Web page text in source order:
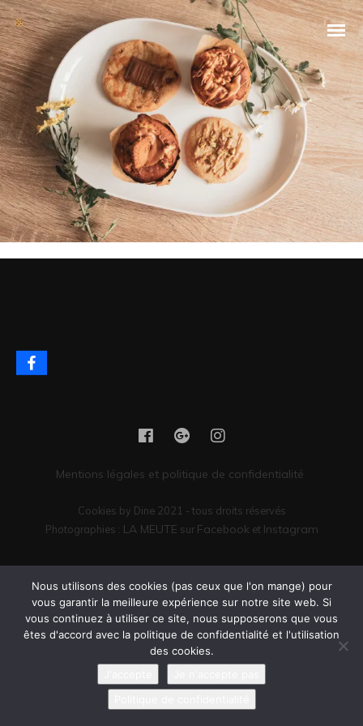
Mentions légales et politique de confidentialité
Cookies by Dine 2021 - tous droits réservés
Photographies : LA MEUTE sur Facebook et Instagram
Vous êtes encore là ? Il serait peut-être temps de passer commande.
Nous utilisons des cookies (pas ceux que l'on mange) pour
vous garantir la meilleure expérience sur notre site web. Si
vous continuez à utiliser ce site, nous supposerons que vous
êtes d'accord avec la politique de confidentialité et l'utilisation
des cookies.